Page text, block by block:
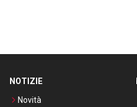
NOTIZIE
Novità